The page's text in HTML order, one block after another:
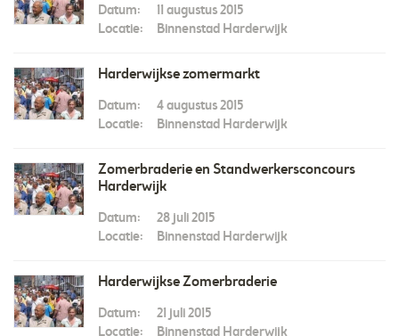
Datum:
11 augustus 2015
Locatie:
Binnenstad Harderwijk
Harderwijkse zomermarkt
Datum:
4 augustus 2015
Locatie:
Binnenstad Harderwijk
Zomerbraderie en Standwerkersconcours
Harderwijk
Datum:
28 juli 2015
Locatie:
Binnenstad Harderwijk
Harderwijkse Zomerbraderie
Datum:
21 juli 2015
Locatie:
Binnenstad Harderwijk